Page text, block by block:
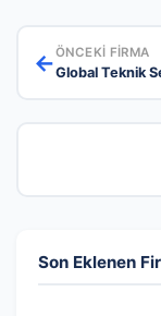
←ÖNCEKI FIRMA
Global Teknik
Son Eklenen